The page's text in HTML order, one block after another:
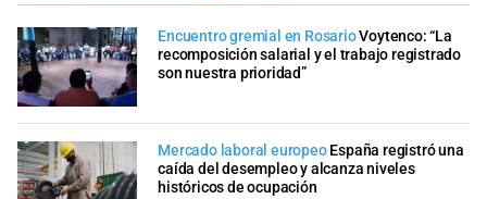
Encuentro gremial en RosarioVoytenco: “La
recomposición salarial y el trabajo registrado
son nuestra prioridad”
Mercado laboral europeo España registró una
caída del desempleo y alcanza niveles
históricos de ocupación